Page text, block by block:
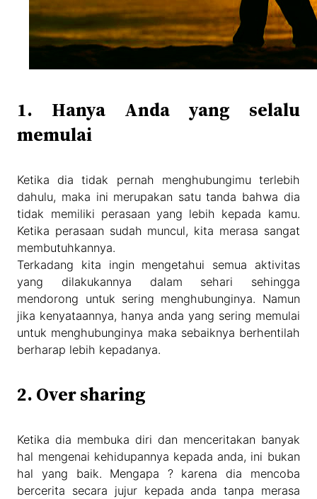
1. Hanya Anda yang selalu
memulai
Ketika dia tidak pernah menghubungimu terlebih
dahulu, maka ini merupakan satu tanda bahwa dia
tidak memiliki perasaan yang lebih kepada kamu.
Ketika perasaan sudah muncul, kita merasa sangat
membutuhkannya.
Terkadang kita ingin mengetahui semua aktivitas
yang dilakukannya dalam sehari sehingga
mendorong untuk sering menghubunginya. Namun
jika kenyataannya, hanya anda yang sering memulai
untuk menghubunginya maka sebaiknya berhentilah
berharap lebih kepadanya.
2. Over sharing
Ketika dia membuka diri dan menceritakan banyak
hal mengenai kehidupannya kepada anda, ini bukan
hal yang baik. Mengapa ? karena dia mencoba
bercerita secara jujur kepada anda tanpa merasa